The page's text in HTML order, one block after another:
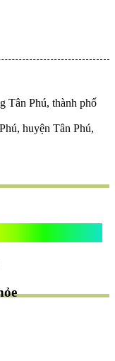
Tân Phú, thành phố
huyện Tân Phú,